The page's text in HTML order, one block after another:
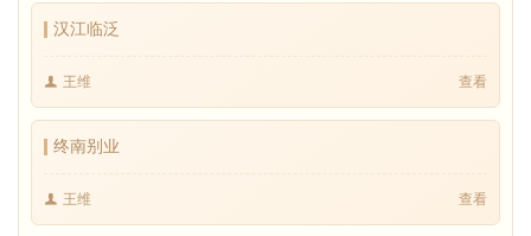
汉江临泛
王维 查看
终南别业
王维 查看